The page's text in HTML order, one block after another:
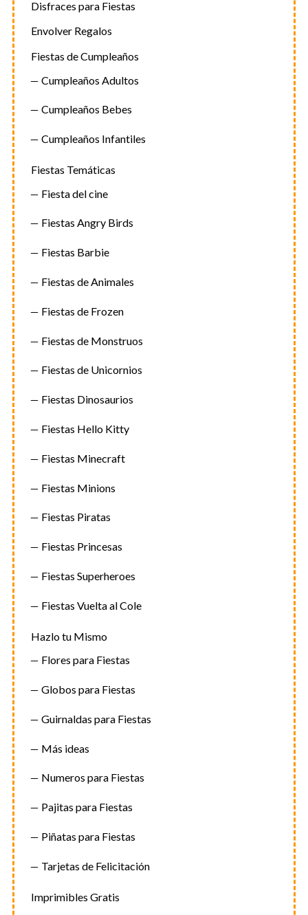
Disfraces para Fiestas
Envolver Regalos
Fiestas de Cumpleaños
Cumpleaños Adultos
Cumpleaños Bebes
Cumpleaños Infantiles
Fiestas Temáticas
Fiesta del cine
Fiestas Angry Birds
Fiestas Barbie
Fiestas de Animales
Fiestas de Frozen
Fiestas de Monstruos
Fiestas de Unicornios
Fiestas Dinosaurios
Fiestas Hello Kitty
Fiestas Minecraft
Fiestas Minions
Fiestas Piratas
Fiestas Princesas
Fiestas Superheroes
Fiestas Vuelta al Cole
Hazlo tu Mismo
Flores para Fiestas
Globos para Fiestas
Guirnaldas para Fiestas
Más ideas
Numeros para Fiestas
Pajitas para Fiestas
Piñatas para Fiestas
Tarjetas de Felicitación
Imprimibles Gratis